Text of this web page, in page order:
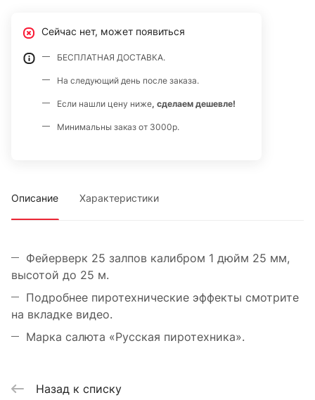
Сейчас нет, может появиться
БЕСПЛАТНАЯ ДОСТАВКА.
На следующий день после заказа.
Если нашли цену ниже, сделаем дешевле!
Минимальны заказ от 3000р.
Описание Характеристики
Фейерверк 25 залпов калибром 1 дюйм 25 мм,
высотой до 25 м.
Подробнее пиротехнические эффекты смотрите
на вкладке видео.
Марка салюта «Русская пиротехника».
Назад к списку